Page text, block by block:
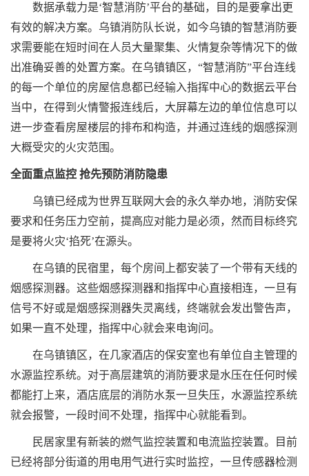
数据承载力是‘智慧消防’平台的基础，目的是要拿出更
有效的解决方案。乌镇消防队长说，如今乌镇的智慧消防要
求需要能在短时间在人员大量聚集、火情复杂等情况下的做
出准确妥善的处置方案。在乌镇镇区，“智慧消防”平台连线
的每一个单位的房屋信息都已经输入指挥中心的数据云平台
当中，在得到火情警报连线后，大屏幕左边的单位信息可以
进一步查看房屋楼层的排布和构造，并通过连线的烟感探测
大概受灾的火灾范围。
全面重点监控 抢先预防消防隐患
乌镇已经成为世界互联网大会的永久举办地，消防安保
要求和任务压力空前，提高应对能力是必须，然而目标终究
是要将火灾‘掐死’在源头。
在乌镇的民宿里，每个房间上都安装了一个带有天线的
烟感探测器。这些烟感探测器和指挥中心直接相连，一旦有
信号不好或是烟感探测器失灵离线，终端就会发出警告声，
如果一直不处理，指挥中心就会来电询问。
在乌镇镇区，在几家酒店的保安室也有单位自主管理的
水源监控系统。对于高层建筑的消防要求是水压在任何时候
都能打上来，酒店底层的消防水泵一旦失压，水源监控系统
就会报警，一段时间不处理，指挥中心就能看到。
民居家里有新装的燃气监控装置和电流监控装置。目前
已经将部分街道的用电用气进行实时监控，一旦传感器检测